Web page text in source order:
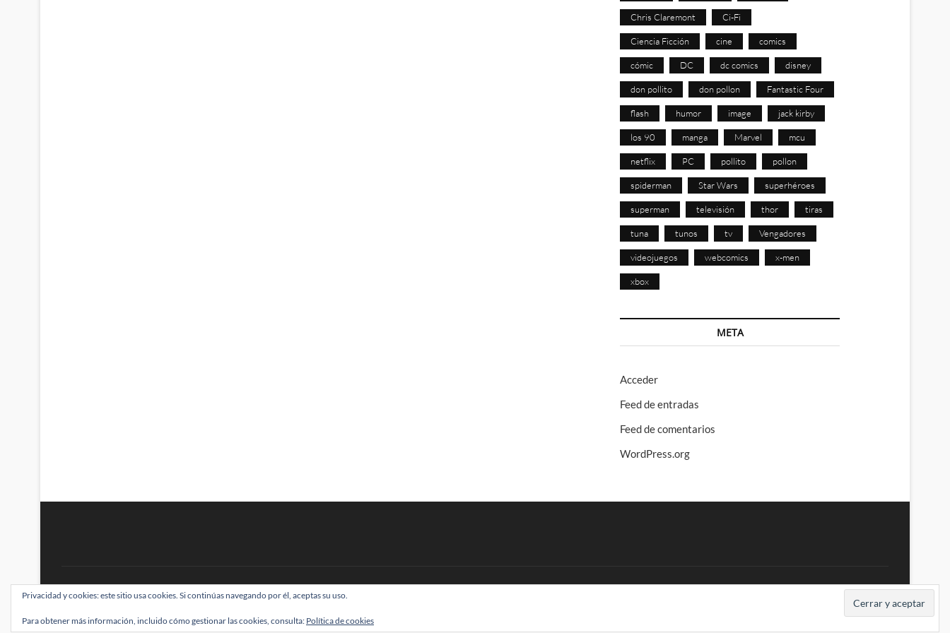
Chris Claremont Ci-Fi
Ciencia Ficción cine comics
cómic DC dc comics disney
don pollito don pollon Fantastic Four
flash humor image jack kirby
los 90 manga Marvel mcu
netflix PC pollito pollon
spiderman Star Wars superhéroes
superman televisión thor tiras
tuna tunos tv Vengadores
videojuegos webcomics x-men
xbox
META
Acceder
Feed de entradas
Feed de comentarios
WordPress.org
BRAINSTOMPING| Diseñado por:Theme Freesia|WordPress| © Todos los derechos reservados
Privacidad y cookies: este sitio usa cookies. Si continúas navegando por él, aceptas su uso.
Para obtener más información, incluido cómo gestionar las cookies, consulta: Política de cookies